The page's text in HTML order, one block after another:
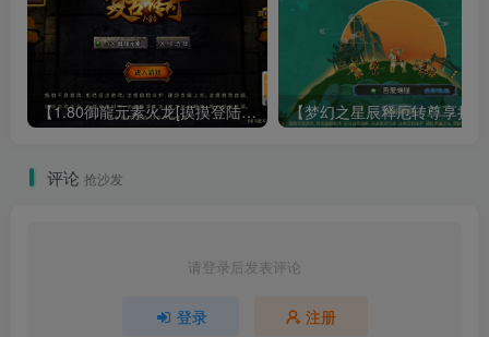
【1.80御龍元素火龙[摸摸登陆器]】战神引擎WIN服务端+GM工具+充值后台+双端+架设教程
评论 抢沙发
请登录后发表评论
登录 注册